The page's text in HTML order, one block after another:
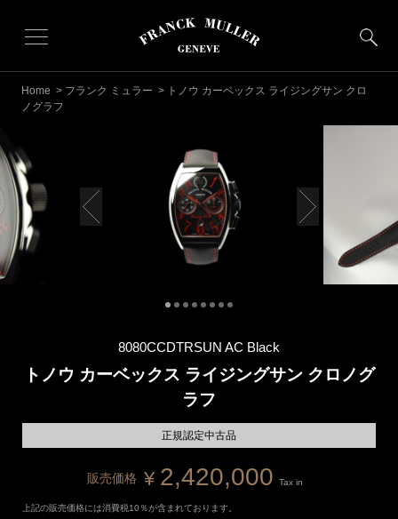
Home > フランク ミュラー > トノウ カーベックス ライジングサン クロ
ノグラフ
8080CCDTRSUN AC Black
トノウ カーベックス ライジングサン クロノグ
ラフ
正規認定中古品
販売価格 ¥ 2,420,000 Tax in
上記の販売価格には消費税10％が含まれております。